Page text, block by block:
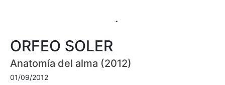
ORFEO SOLER
Anatomía del alma (2012)
01/09/2012